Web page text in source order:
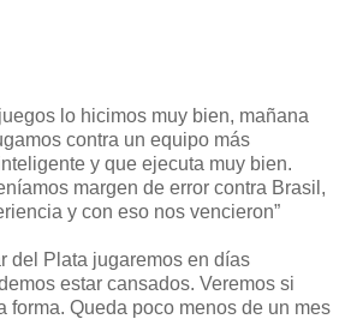
lo hicimos muy bien, mañana
contra un equipo más
y que ejecuta muy bien.
margen de error contra Brasil,
y con eso nos vencieron”
del Plata jugaremos en días
estar cansados. Veremos si
forma. Queda poco menos de un mes